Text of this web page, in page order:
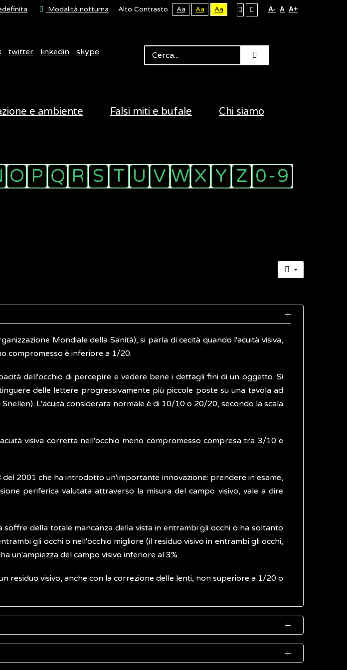
Modalità notturna Alto Contrasto Aa Aa Aa A- A A+
twitter linkedin skype
e ambiente Falsi miti e bufale Chi siamo
Mondiale della Sanità), si parla di cecità quando l'acuità visiva,
compromesso è inferiore a 1/20.
dell'occhio di percepire e vedere bene i dettagli fini di un oggetto. Si
delle lettere progressivamente più piccole poste su una tavola ad
L'acuità considerata normale è di 10/10 o 20/20, secondo la scala
visiva corretta nell'occhio meno compromesso compresa tra 3/10 e
2001 che ha introdotto un'importante innovazione: prendere in esame,
periferica valutata attraverso la misura del campo visivo, vale a dire
della totale mancanza della vista in entrambi gli occhi o ha soltanto
gli occhi o nell'occhio migliore (il residuo visivo in entrambi gli occhi,
un'ampiezza del campo visivo inferiore al 3%.
residuo visivo, anche con la correzione delle lenti, non superiore a 1/20 o
maggioranza dei ciechi risiede nei paesi a basso reddito, dove la causa
di trasparenza di una lente naturale all'interno dell'occhio) non operata.